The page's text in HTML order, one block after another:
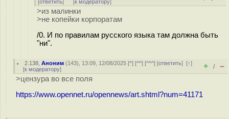
ответить к модератору
>из малинки
>не копейки корпоратам
/0. И по правилам русского языка там должна быть
"ни".
2.138 ,Аноним (143), 13:09, 12/08/2025 [^] [^^] [^^^] [ответить][↑]
[к модератору] + / –
>цензура во все поля
https://www.opennet.ru/opennews/art.shtml?num=41171